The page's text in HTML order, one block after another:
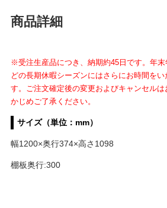
商品詳細
※受注生産品につき、納期約45日です。 年末
どの長期休暇シーズンにはさらにお時間をい
す。
ご注文確定後の変更およびキャンセル
かじめご了承ください。
サイズ（単位：mm）
幅1200×奥行374×高さ1098
棚板奥行:300